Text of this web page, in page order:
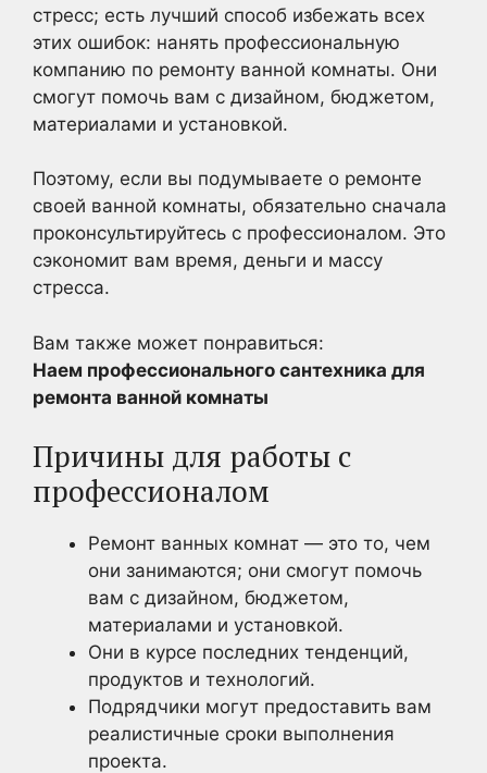
стресс; есть лучший способ избежать всех
этих ошибок: нанять профессиональную
компанию по ремонту ванной комнаты. Они
смогут помочь вам с дизайном, бюджетом,
материалами и установкой.
Поэтому, если вы подумываете о ремонте
своей ванной комнаты, обязательно сначала
проконсультируйтесь с профессионалом. Это
сэкономит вам время, деньги и массу
стресса.
Вам также может понравиться:
Наем профессионального сантехника для
ремонта ванной комнаты
Причины для работы с
профессионалом
Ремонт ванных комнат — это то, чем
они занимаются; они смогут помочь
вам с дизайном, бюджетом,
материалами и установкой.
Они в курсе последних тенденций,
продуктов и технологий.
Подрядчики могут предоставить вам
реалистичные сроки выполнения
проекта.